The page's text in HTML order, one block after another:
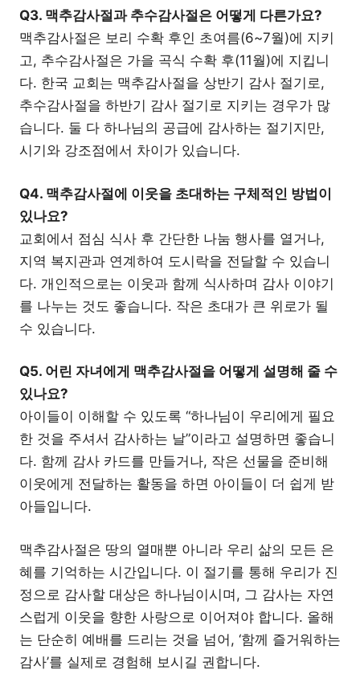
Q3. 맥추감사절과 추수감사절은 어떻게 다른가요?
맥추감사절은 보리 수확 후인 초여름(6~7월)에 지키
고, 추수감사절은 가을 곡식 수확 후(11월)에 지킵니
다. 한국 교회는 맥추감사절을 상반기 감사 절기로,
추수감사절을 하반기 감사 절기로 지키는 경우가 많
습니다. 둘 다 하나님의 공급에 감사하는 절기지만,
시기와 강조점에서 차이가 있습니다.
Q4. 맥추감사절에 이웃을 초대하는 구체적인 방법이
있나요?
교회에서 점심 식사 후 간단한 나눔 행사를 열거나,
지역 복지관과 연계하여 도시락을 전달할 수 있습니
다. 개인적으로는 이웃과 함께 식사하며 감사 이야기
를 나누는 것도 좋습니다. 작은 초대가 큰 위로가 될
수 있습니다.
Q5. 어린 자녀에게 맥추감사절을 어떻게 설명해 줄 수
있나요?
아이들이 이해할 수 있도록 “하나님이 우리에게 필요
한 것을 주셔서 감사하는 날”이라고 설명하면 좋습니
다. 함께 감사 카드를 만들거나, 작은 선물을 준비해
이웃에게 전달하는 활동을 하면 아이들이 더 쉽게 받
아들입니다.
맥추감사절은 땅의 열매뿐 아니라 우리 삶의 모든 은
혜를 기억하는 시간입니다. 이 절기를 통해 우리가 진
정으로 감사할 대상은 하나님이시며, 그 감사는 자연
스럽게 이웃을 향한 사랑으로 이어져야 합니다. 올해
는 단순히 예배를 드리는 것을 넘어, ‘함께 즐거워하는
감사’를 실제로 경험해 보시길 권합니다.